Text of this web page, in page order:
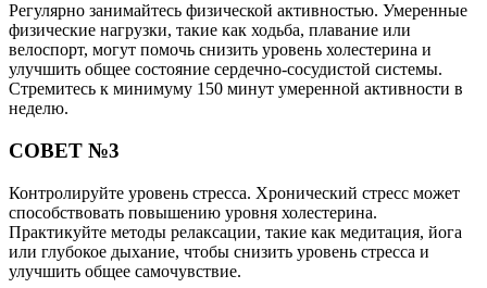
Регулярно занимайтесь физической активностью. Умеренные
физические нагрузки, такие как ходьба, плавание или
велоспорт, могут помочь снизить уровень холестерина и
улучшить общее состояние сердечно-сосудистой системы.
Стремитесь к минимуму 150 минут умеренной активности в
неделю.
СОВЕТ №3
Контролируйте уровень стресса. Хронический стресс может
способствовать повышению уровня холестерина.
Практикуйте методы релаксации, такие как медитация, йога
или глубокое дыхание, чтобы снизить уровень стресса и
улучшить общее самочувствие.